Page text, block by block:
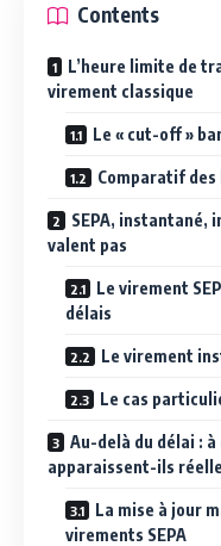
Contents
L’heure limite de
virement classique
Le « cut-off »
Comparatif des
SEPA, instantané,
valent pas
Le virement
délais
Le virement
Le cas
Au-delà du délai :
apparaissent-ils
La mise à jour
virements SEPA